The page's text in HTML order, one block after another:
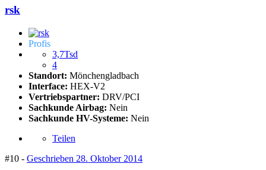
rsk
Profis
3,7Tsd
4
Standort: Mönchengladbach
Interface: HEX-V2
Vertriebspartner: DRV/PCI
Sachkunde Airbag: Nein
Sachkunde HV-Systeme: Nein
Teilen
#10 - Geschrieben 28. Oktober 2014